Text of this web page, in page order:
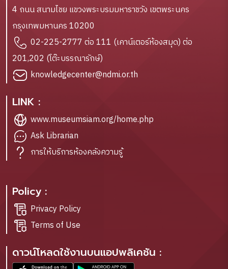
4 ถนน สนามไชย แขวงพระบรมมหาราชวัง เขตพระนคร
กรุงเทพมหานคร 10200
02-225-2777 ต่อ 111 (เคาน์เตอร์ห้องสมุด) ต่อ
201,202 (โต๊ะบรรณารักษ์)
knowledgecenter@ndmi.or.th
LINK :
www.museumsiam.org/home.php
Ask Librarian
การให้บริการห้องคลังความรู้
Policy :
Privacy Policy
Terms of Use
ดาวน์โหลดใช้งานบนแอปพลิเคชัน :